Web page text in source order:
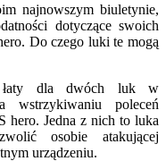
najnowszym biuletynie,
dotyczące swoich
Do czego luki te mogą
łaty dla dwóch luk w
wstrzykiwaniu poleceń
hero. Jedna z nich to luka
osobie atakującej
urządzeniu.